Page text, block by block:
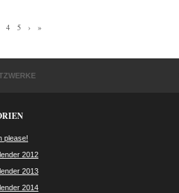
4 5 › »
please!
2012
2013
2014